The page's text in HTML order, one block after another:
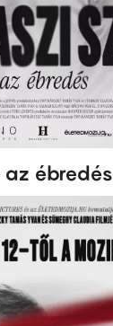
az ébredés